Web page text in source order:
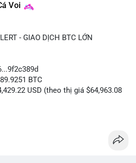
Voi
- GIAO DỊCH BTC LỚN
BTC
USD (theo thị giá $64,963.08
tương đương gần 19 triệu USD được